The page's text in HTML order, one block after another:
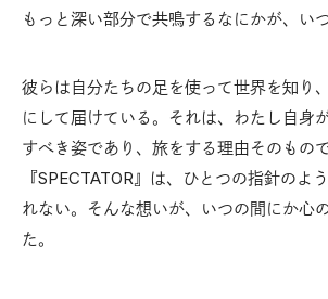
もっと深い部分で共鳴するなにかが、い
彼らは自分たちの足を使って世界を知り
にして届けている。それは、わたし自身
すべき姿であり、旅をする理由そのもので
『SPECTATOR』は、ひとつの指針のよ
れない。そんな想いが、いつの間にか心
た。